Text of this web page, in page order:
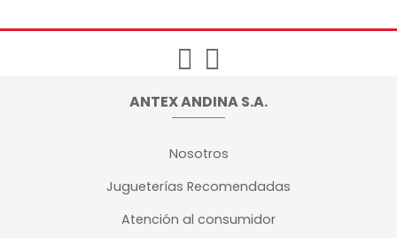
ANTEX ANDINA S.A.
Nosotros
Jugueterías Recomendadas
Atención al consumidor